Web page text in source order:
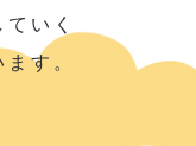
いく
す。